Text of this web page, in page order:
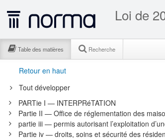
Loi de
Table des matières Recherche
Retour en haut
Tout développer
PARTie I — INTERPRéTATION
Partie iv — droits, soins et sécurité des